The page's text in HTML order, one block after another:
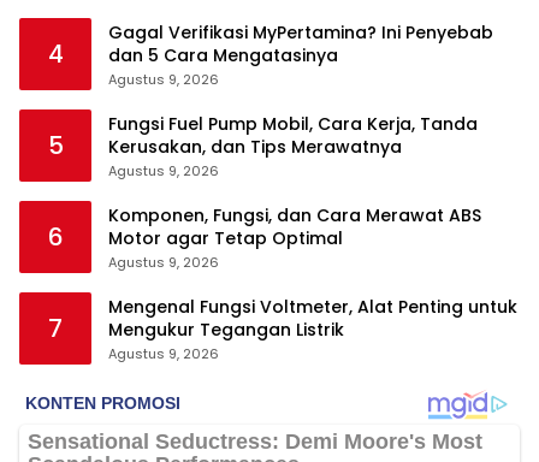
4
Gagal Verifikasi MyPertamina? Ini Penyebab
dan 5 Cara Mengatasinya
Agustus 9, 2026
5
Fungsi Fuel Pump Mobil, Cara Kerja, Tanda
Kerusakan, dan Tips Merawatnya
Agustus 9, 2026
6
Komponen, Fungsi, dan Cara Merawat ABS
Motor agar Tetap Optimal
Agustus 9, 2026
7
Mengenal Fungsi Voltmeter, Alat Penting untuk
Mengukur Tegangan Listrik
Agustus 9, 2026